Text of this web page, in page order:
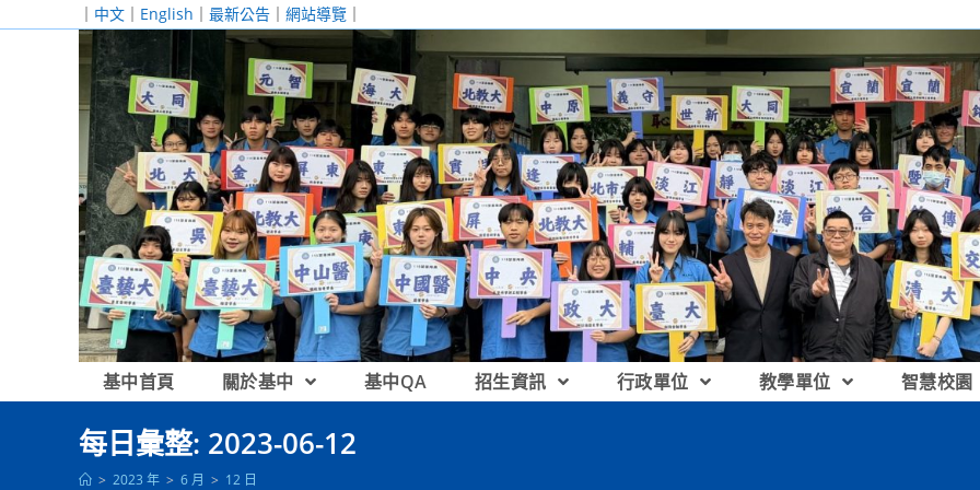
｜ 中文 ｜ English ｜ 最新公告 ｜ 網站導覽 ｜
基中首頁 關於基中 基中QA 招生資訊 行政單位 教學單位 智慧校園
每日彙整: 2023-06-12
> 2023 年 > 6 月 > 12 日